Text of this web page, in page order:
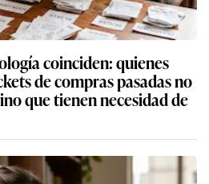
coinciden: quienes
de compras pasadas no
que tienen necesidad de